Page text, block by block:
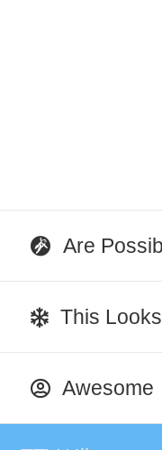
Are
This Looks
Awesome